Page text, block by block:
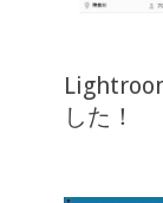
した！